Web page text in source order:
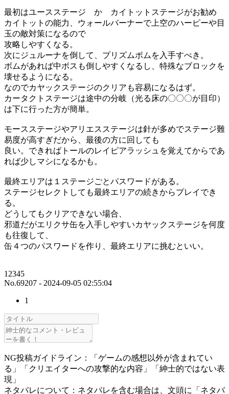
最初はユースステージ か カイトットステージがお勧め
カイトットの能力、ウォールバーナーで上空のハーピーや目
玉の敵対策になるので
攻略しやすくなる。
次にジュルーナを倒して、プリズムボムを入手すべき。
ボムがあれば中ボスも倒しやすくなるし、特殊なブロックを
壊せるようになる。
なのでカヤックステージのクリアも容易になるはず。
カータクトステージは途中の分岐（光る床の〇〇〇が目印）
は下に行った方が簡単。
モースステージやアリエスステージは針が多めでステージ難
易度が高すぎだから、最後の方に回しても
良い。できればトールのレイピアラッシュを覚えてからであ
れば少しマシになるかも。
最終エリアは１ステージごとパスワードがある。
ステージセレクトしても最終エリアの続きからプレイでき
る。
どうしてもクリアできない場合、
邪道だがエリクサ缶を入手しやすいカヤックステージを何度
も往復して、
缶４つのパスワードを作り、最終エリアに挑むといい。
12345
No.69207 - 2024-09-05 02:55:04
1
NG投稿ガイドライン：「ゲームの感想以外が含まれてい
る」「クリエイターへの攻撃的な内容」「紳士的ではない表
現」
ネタバレについて：ネタバレを含む場合は、文頭に「ネタバ